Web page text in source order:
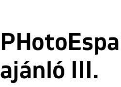
ajánló III.